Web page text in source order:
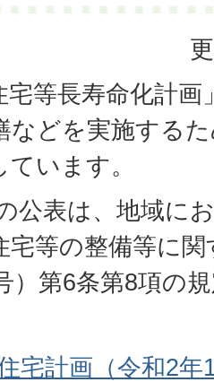
宅等長寿命化計
などを実施する
います。
公表は、地域に
宅等の整備等に
）第6条第8項の
宅計画（令和2